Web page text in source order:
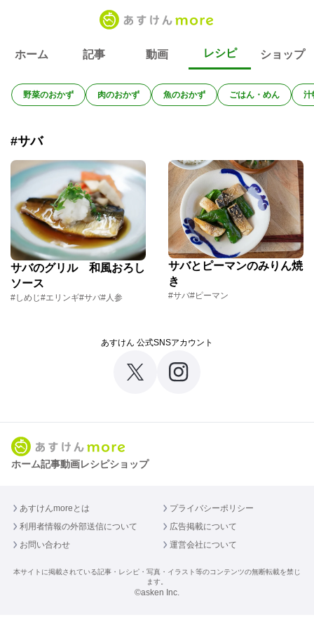
ホーム 記事 動画 レシピ ショップ
野菜のおかず 肉のおかず 魚のおかず ごはん・めん 汁
#サバ
サバのグリル 和風おろし
ソース
#しめじ#エリンギ#サバ#人参
サバとピーマンのみりん焼
き
#サバ#ピーマン
あすけん 公式SNSアカウント
ホーム記事動画レシピショップ
あすけんmoreとは
プライバシーポリシー
利用者情報の外部送信について
広告掲載について
お問い合わせ
運営会社について
本サイトに掲載されている記事・レシピ・写真・イラスト等のコンテンツの無断転載を禁じ
ます。
©asken Inc.